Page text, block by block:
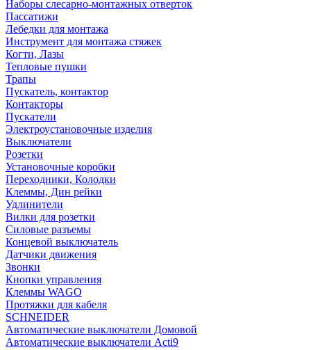
Наборы слесарно-монтажных отверток
Пассатижи
Лебедки для монтажа
Инструмент для монтажа стяжек
Когти, Лазы
Тепловые пушки
Трапы
Пускатель, контактор
Контакторы
Пускатели
Электроустановочные изделия
Выключатели
Розетки
Установочные коробки
Переходники, Колодки
Клеммы, Дин рейки
Удлинители
Вилки для розетки
Силовые разъемы
Концевой выключатель
Датчики движения
Звонки
Кнопки управления
Клеммы WAGO
Протяжки для кабеля
SCHNEIDER
Автоматические выключатели Домовой
Автоматические выключатели Acti9